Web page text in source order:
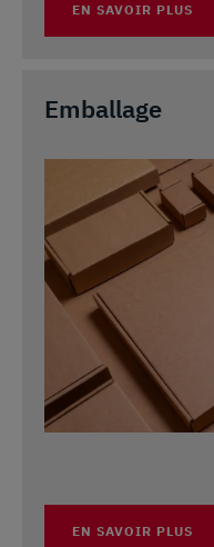
EN SAVOIR PLUS
Emballage
EN SAVOIR PLUS